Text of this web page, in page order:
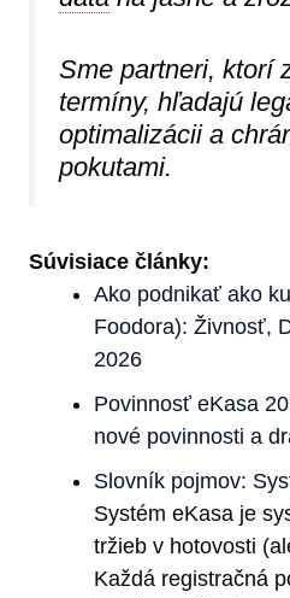
Sme partneri, ktorí
termíny, hľadajú
optimalizácii a
pokutami.
Súvisiace články:
Ako podnikať ako
Foodora): Živnosť,
2026
Povinnosť eKasa
nové povinnosti a
Slovník pojmov:
Systém eKasa je
tržieb v hotovosti
Každá registračná